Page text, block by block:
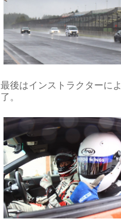
最後はインストラクターに
了。